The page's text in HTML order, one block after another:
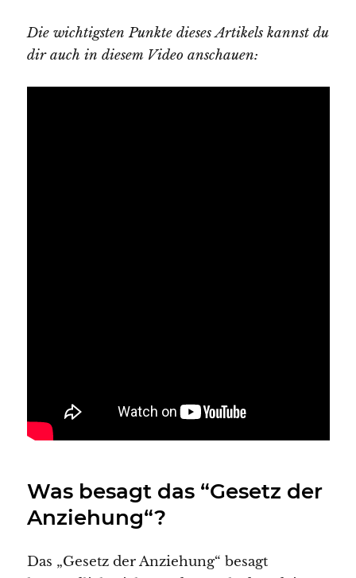
Die wichtigsten Punkte dieses Artikels kannst du
dir auch in diesem Video anschauen:
Was besagt das “Gesetz der
Anziehung“?
Das „Gesetz der Anziehung“ besagt